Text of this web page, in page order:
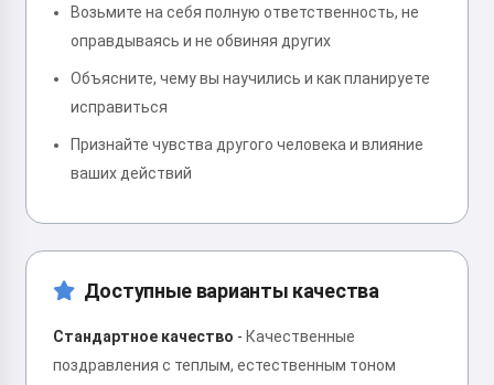
Возьмите на себя полную ответственность, не
оправдываясь и не обвиняя других
Объясните, чему вы научились и как планируете
исправиться
Признайте чувства другого человека и влияние
ваших действий
Доступные варианты качества
Стандартное качество - Качественные
поздравления с теплым, естественным тоном